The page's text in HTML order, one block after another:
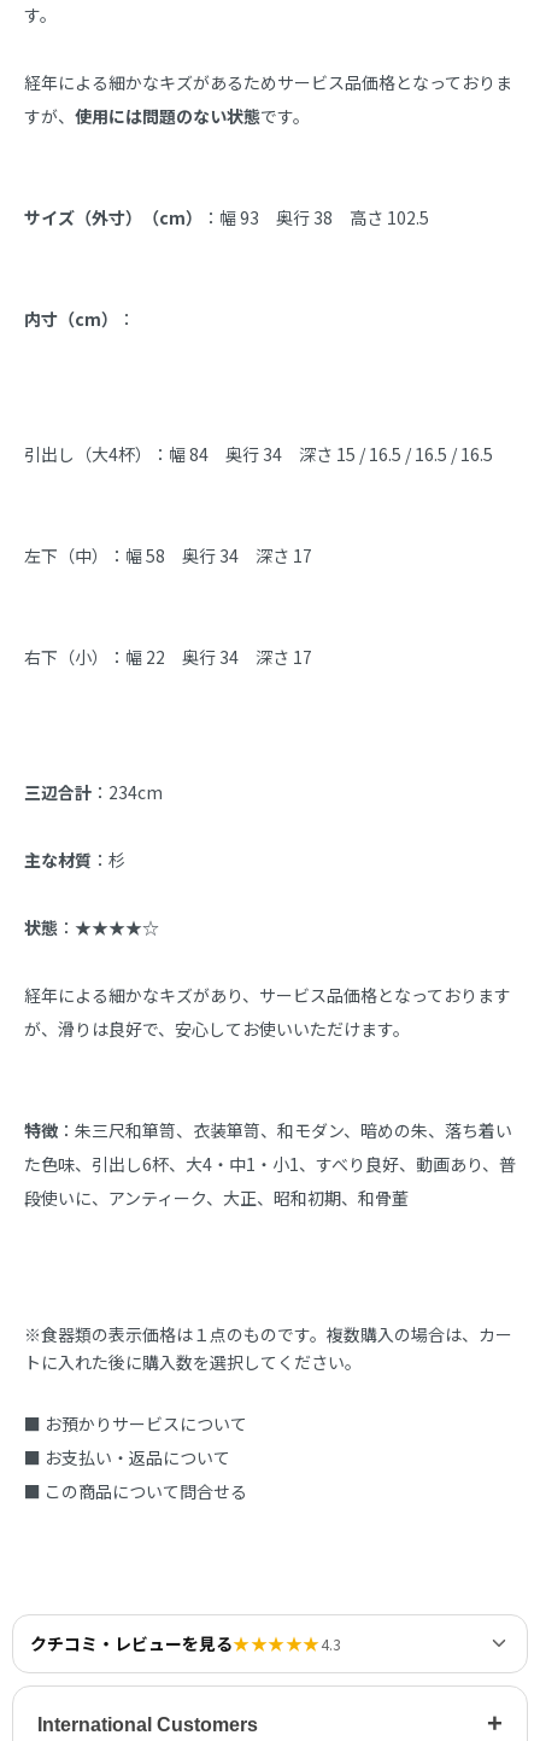
す。
経年による細かなキズがあるためサービス品価格となっておりま
すが、 使用には問題のない状態です。
サイズ（外寸）（cm） ：幅 93　奥行 38　高さ 102.5
内寸（cm） ：
引出し（大4杯）：幅 84　奥行 34　深さ 15 / 16.5 / 16.5 / 16.5
左下（中）：幅 58　奥行 34　深さ 17
右下（小）：幅 22　奥行 34　深さ 17
三辺合計 ：234cm
主な材質 ：杉
状態 ：★★★★☆
経年による細かなキズがあり、サービス品価格となっております
が、滑りは良好で、安心してお使いいただけます。
特徴 ：朱三尺和箪笥、衣装箪笥、和モダン、暗めの朱、落ち着い
た色味、引出し6杯、大4・中1・小1、すべり良好、動画あり、普
段使いに、アンティーク、大正、昭和初期、和骨董
※食器類の表示価格は１点のものです。複数購入の場合は、カー
トに入れた後に購入数を選択してください。
■ お預かりサービスについて
■ お支払い・返品について
■ この商品について問合せる
クチコミ・レビューを見る★★★★★4.3
International Customers +